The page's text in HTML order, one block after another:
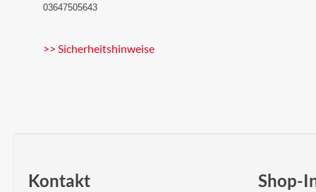
03647505643
>> Sicherheitshinweise
Kontakt Shop-